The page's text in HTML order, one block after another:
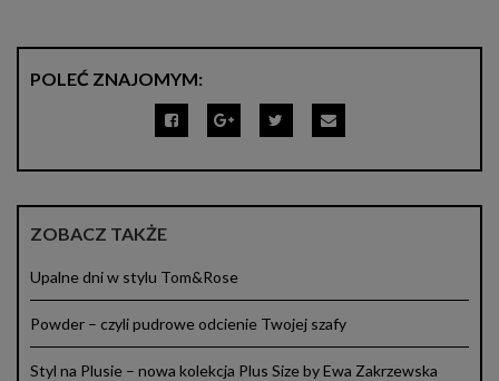
POLEĆ ZNAJOMYM:
ZOBACZ TAKŻE
Upalne dni w stylu Tom&Rose
Powder – czyli pudrowe odcienie Twojej szafy
Styl na Plusie – nowa kolekcja Plus Size by Ewa Zakrzewska